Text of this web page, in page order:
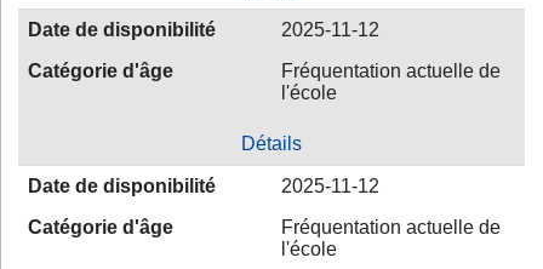
Date de disponibilité
2025-11-12
Catégorie d'âge
Fréquentation actuelle de
l'école
Détails
Date de disponibilité
2025-11-12
Catégorie d'âge
Fréquentation actuelle de
l'école